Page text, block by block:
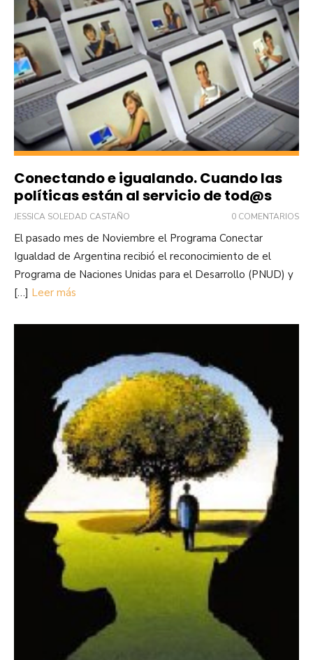
Conectando e igualando. Cuando las
políticas están al servicio de tod@s
JESSICA SOLEDAD CASTAÑO 0 COMENTARIOS
El pasado mes de Noviembre el Programa Conectar
Igualdad de Argentina recibió el reconocimiento de el
Programa de Naciones Unidas para el Desarrollo (PNUD) y
[…] Leer más